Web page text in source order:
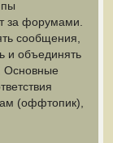
за форумами.
сообщения,
и объединять
Основные
(оффтопик),